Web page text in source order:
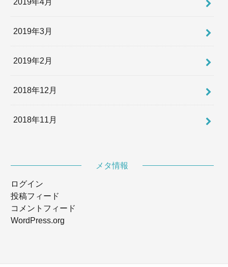
2019年3月
2019年2月
2018年12月
2018年11月
メタ情報
ログイン
投稿フィード
コメントフィード
WordPress.org